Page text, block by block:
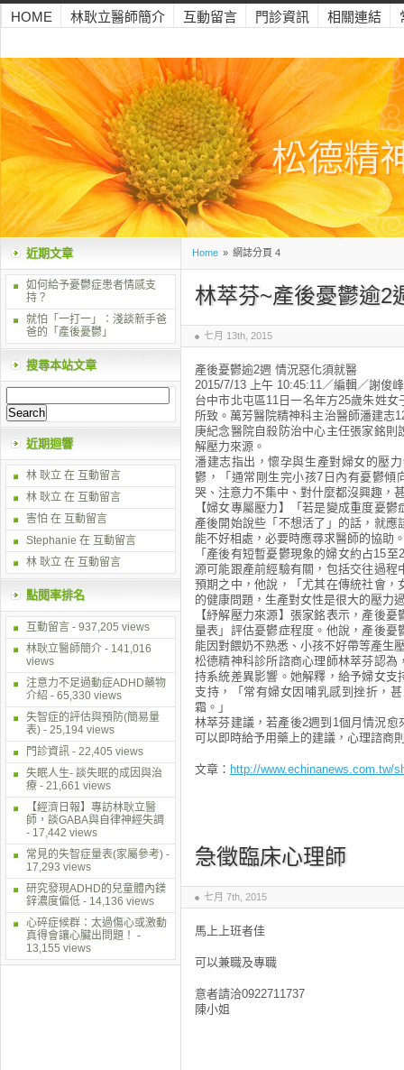
松德精
HOME 林耿立醫師簡介 互動留言 門診資訊 相關連結
Home » 網誌分頁 4
林萃芬~產後憂鬱逾2
七月 13th, 2015
產後憂鬱逾2週 情況惡化須就醫
2015/7/13 上午 10:45:11／編輯／謝俊峰
台中市北屯區11日一名年方25歲朱姓
所致。萬芳醫院精神科主治醫師潘建志
庚紀念醫院自殺防治中心主任張家銘
解壓力來源。
潘建志指出，懷孕與生產對婦女的壓
鬱，「通常剛生完小孩7日內有憂鬱傾
哭、注意力不集中、對什麼都沒興趣，
【婦女專屬壓力】「若是變成重度憂
產後開始說些「不想活了」的話，就
能不好相處，必要時應尋求醫師的協助
「產後有短暫憂鬱現象的婦女約占15
源可能跟產前經驗有關，包括交往過
預期之中，他說，「尤其在傳統社會
的健康問題，生產對女性是很大的壓力
【紓解壓力來源】張家銘表示，產後
量表」評估憂鬱症程度。他說，產後
能因對餵奶不熟悉、小孩不好帶等產生
松德精神科診所諮商心理師林萃芬認
持系統差異影響。她解釋，給予婦女
支持，「常有婦女因哺乳感到挫折，
霜。」
林萃芬建議，若產後2週到1個月情況
可以即時給予用藥上的建議，心理諮商
文章： http://www.echinanews.com.tw/
急徵臨床心理師
七月 7th, 2015
馬上上班者佳
可以兼職及專職
意者請洽0922711737
陳小姐
近期文章
如何給予憂鬱症患者情感支
持？
就怕「一打一」：淺談新手爸
爸的「產後憂鬱」
搜尋本站文章
近期迴響
林 耿立 在 互動留言
林 耿立 在 互動留言
害怕 在 互動留言
Stephanie 在 互動留言
林 耿立 在 互動留言
點閱率排名
互動留言 - 937,205 views
林耿立醫師簡介 - 141,016
views
注意力不足過動症ADHD藥物
介紹 - 65,330 views
失智症的評估與預防(簡易量
表) - 25,194 views
門診資訊 - 22,405 views
失眠人生- 談失眠的成因與治
療 - 21,661 views
【經濟日報】專訪林耿立醫
師，談GABA與自律神經失調
- 17,442 views
常見的失智症量表(家屬參考) -
17,293 views
研究發現ADHD的兒童體內鎂
鋅濃度偏低 - 14,136 views
心碎症候群：太過傷心或激動
真得會讓心臟出問題！ -
13,155 views